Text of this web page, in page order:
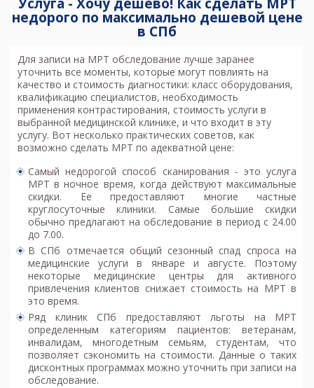
недорого по максимально дешевой цене
в СПб
Для записи на МРТ обследование лучше заранее
уточнить все моменты, которые могут повлиять на
качество и стоимость диагностики: класс оборудования,
квалификацию специалистов, необходимость
применения контрастирования, стоимость услуги в
выбранной медицинской клинике, и что входит в эту
услугу. Вот несколько практических советов, как
возможно сделать МРТ по адекватной цене:
Самый недорогой способ сканирования - это услуга
МРТ в ночное время, когда действуют максимальные
скидки. Ее предоставляют многие частные
круглосуточные клиники. Самые большие скидки
обычно предлагают на обследование в период с 24.00
до 7.00.
В СПб отмечается общий сезонный спад спроса на
медицинские услуги в январе и августе. Поэтому
некоторые медицинские центры для активного
привлечения клиентов снижает стоимость на МРТ в
это время.
Ряд клиник СПб предоставляют льготы на МРТ
определенным категориям пациентов: ветеранам,
инвалидам, многодетным семьям, студентам, что
позволяет сэкономить на стоимости. Данные о таких
дисконтных программах можно уточнить при записи на
обследование.